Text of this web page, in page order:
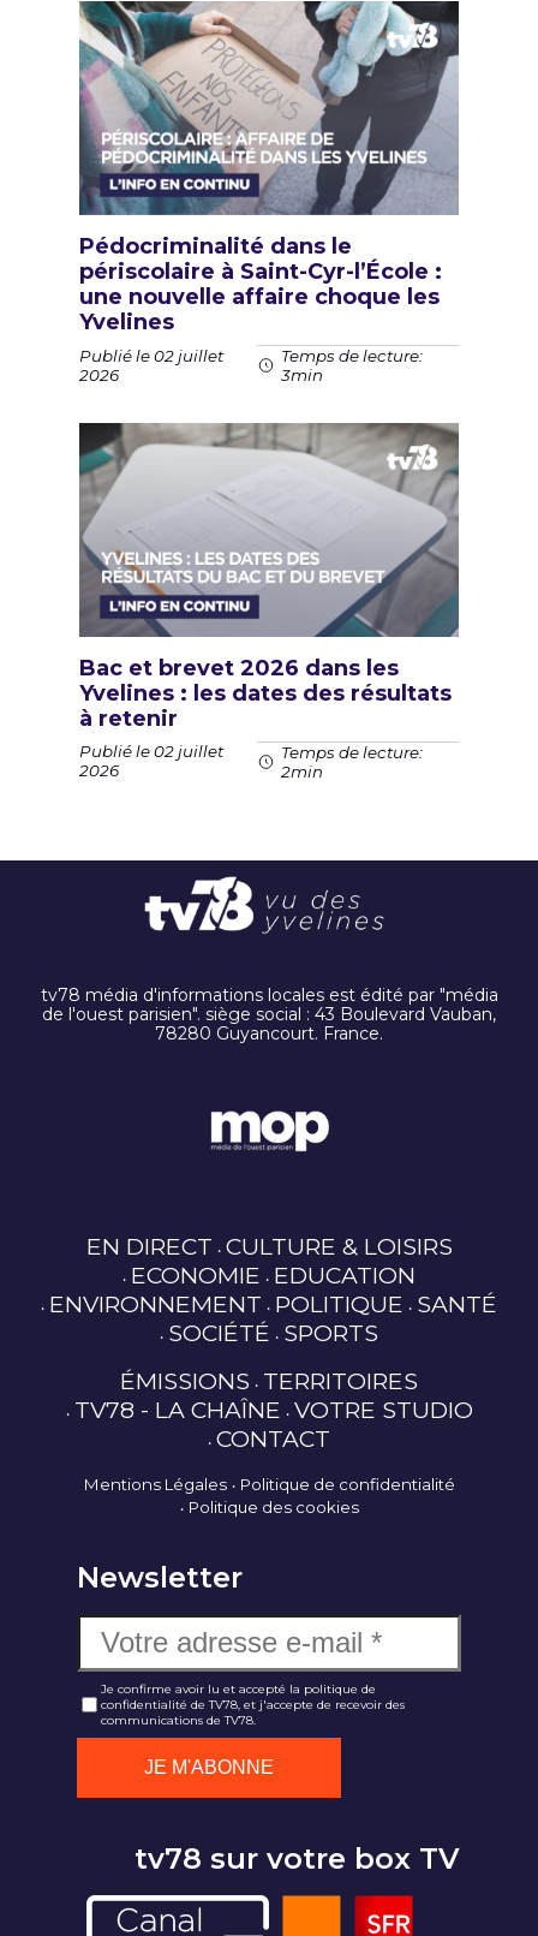
Pédocriminalité dans le
périscolaire à Saint-Cyr-l’École :
une nouvelle affaire choque les
Yvelines
Publié le 02 juillet
2026
Temps de lecture:
3min
Bac et brevet 2026 dans les
Yvelines : les dates des résultats
à retenir
Publié le 02 juillet
2026
Temps de lecture:
2min
tv78 média d'informations locales est édité par "média
de l'ouest parisien". siège social : 43 Boulevard Vauban,
78280 Guyancourt. France.
EN DIRECT CULTURE & LOISIRS
ECONOMIE EDUCATION
ENVIRONNEMENT POLITIQUE SANTÉ
SOCIÉTÉ SPORTS
ÉMISSIONS TERRITOIRES
TV78 - LA CHAÎNE VOTRE STUDIO
CONTACT
Mentions Légales
Politique de confidentialité
Politique des cookies
Newsletter
Je confirme avoir lu et accepté la politique de
confidentialité de TV78, et j'accepte de recevoir des
communications de TV78.
tv78 sur votre box TV